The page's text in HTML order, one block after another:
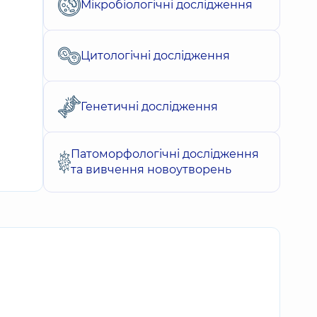
Мікробіологічні дослідження
Цитологічні дослідження
Генетичні дослідження
Патоморфологічні дослідження
та вивчення новоутворень